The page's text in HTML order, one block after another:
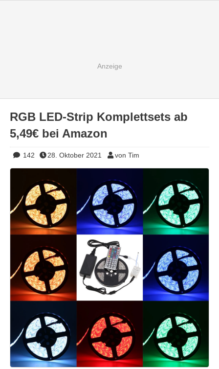
RGB LED-Strip Komplettsets ab
5,49€ bei Amazon
142 28. Oktober 2021 von Tim